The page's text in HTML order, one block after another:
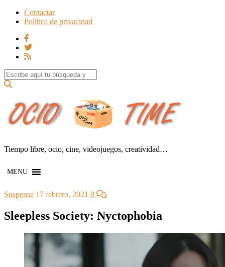
Contactar
Política de privacidad
Search for:
Tiempo libre, ocio, cine, videojuegos, creatividad…
MENU
Suspense 17 febrero, 2021 0
Sleepless Society: Nyctophobia